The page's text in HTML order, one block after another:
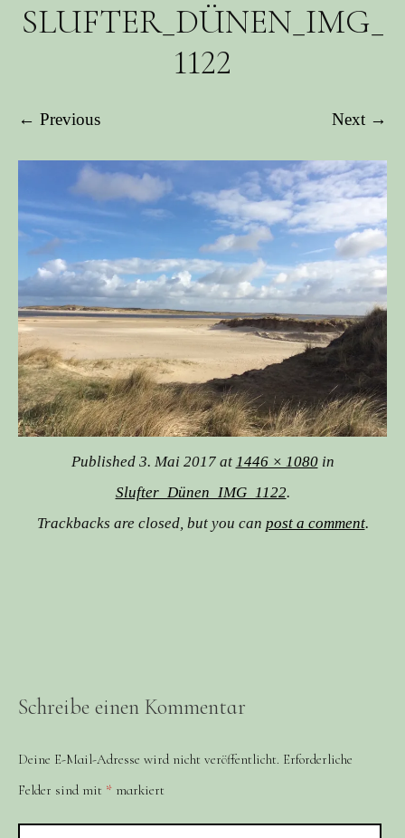
SLUFTER_DÜNEN_IMG_
1122
← Previous Next →
Published 3. Mai 2017at 1446 × 1080in
Slufter_Dünen_IMG_1122.
Trackbacks are closed, but you can post a comment.
Schreibe einen Kommentar
Deine E-Mail-Adresse wird nicht veröffentlicht. Erforderliche
Felder sind mit * markiert